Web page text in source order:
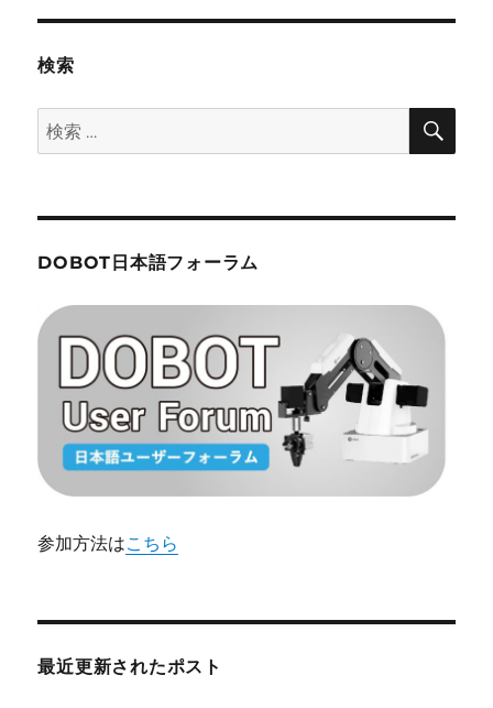
ン
検索
検
索:
検
DOBOT日本語フォーラム
参加方法はこちら
最近更新されたポスト